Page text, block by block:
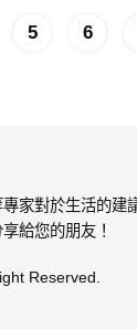
5 6
家對於生活的建
給您的朋友！
Reserved.